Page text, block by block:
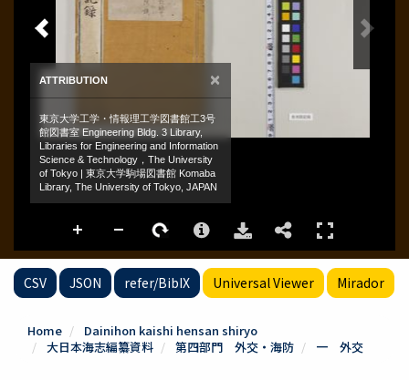
CSV JSON refer/BibIX Universal Viewer Mirador
Home
Dainihon kaishi hensan shiryo
大日本海志編纂資料
第四部門 外交・海防 一 外交